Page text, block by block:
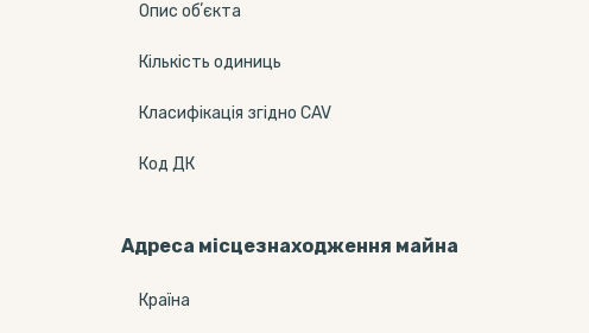
Опис обʼєкта
Кількість одиниць
Класифікація згідно CAV
Код ДК
Адреса місцезнаходження майна
Країна